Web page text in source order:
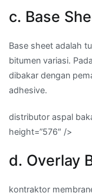
c. Base
Base sheet adalah
bitumen variasi.
dibakar dengan
adhesive.
distributor aspal
height=”576″ />
d. Overlay
kontraktor